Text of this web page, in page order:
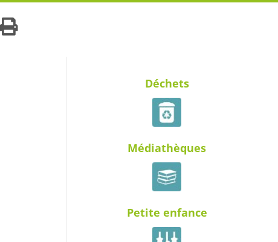
Déchets
Médiathèques
Petite enfance